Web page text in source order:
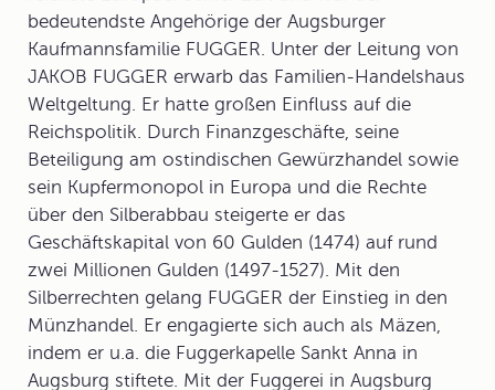
bedeutendste Angehörige der Augsburger
Kaufmannsfamilie FUGGER. Unter der Leitung von
JAKOB FUGGER erwarb das Familien-Handelshaus
Weltgeltung. Er hatte großen Einfluss auf die
Reichspolitik. Durch Finanzgeschäfte, seine
Beteiligung am ostindischen Gewürzhandel sowie
sein Kupfermonopol in Europa und die Rechte
über den Silberabbau steigerte er das
Geschäftskapital von 60 Gulden (1474) auf rund
zwei Millionen Gulden (1497-1527). Mit den
Silberrechten gelang FUGGER der Einstieg in den
Münzhandel. Er engagierte sich auch als Mäzen,
indem er u.a. die Fuggerkapelle Sankt Anna in
Augsburg stiftete. Mit der Fuggerei in Augsburg